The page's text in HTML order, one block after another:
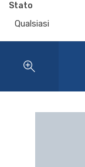
Stato
Qualsiasi